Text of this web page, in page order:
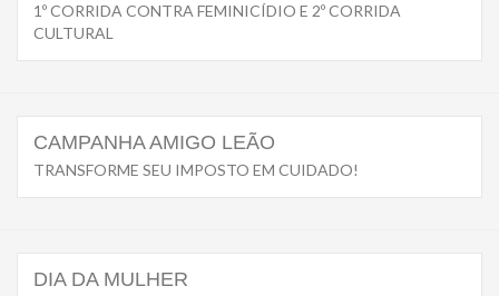
1º CORRIDA CONTRA FEMINICÍDIO E 2º CORRIDA
CULTURAL
CAMPANHA AMIGO LEÃO
TRANSFORME SEU IMPOSTO EM CUIDADO!
DIA DA MULHER